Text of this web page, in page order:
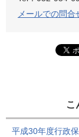
メールでの問合
こ
平成30年度行政